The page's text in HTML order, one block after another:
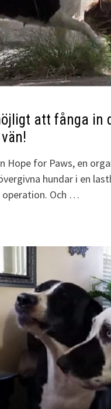
att fånga in
Hope for Paws, en
hundar i en
Och …